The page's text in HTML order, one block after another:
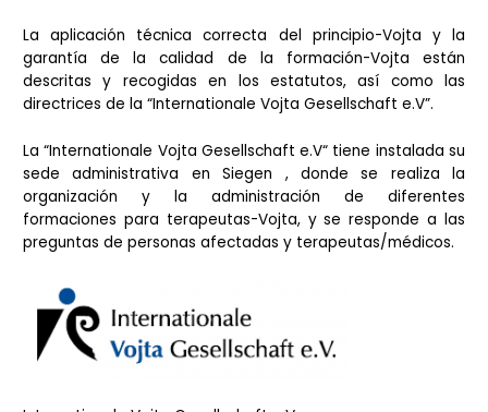
La aplicación técnica correcta del principio-Vojta y la
garantía de la calidad de la formación-Vojta están
descritas y recogidas en los estatutos, así como las
directrices de la “Internationale Vojta Gesellschaft e.V”.
La “Internationale Vojta Gesellschaft e.V“ tiene instalada su
sede administrativa en Siegen , donde se realiza la
organización y la administración de diferentes
formaciones para terapeutas-Vojta, y se responde a las
preguntas de personas afectadas y terapeutas/médicos.